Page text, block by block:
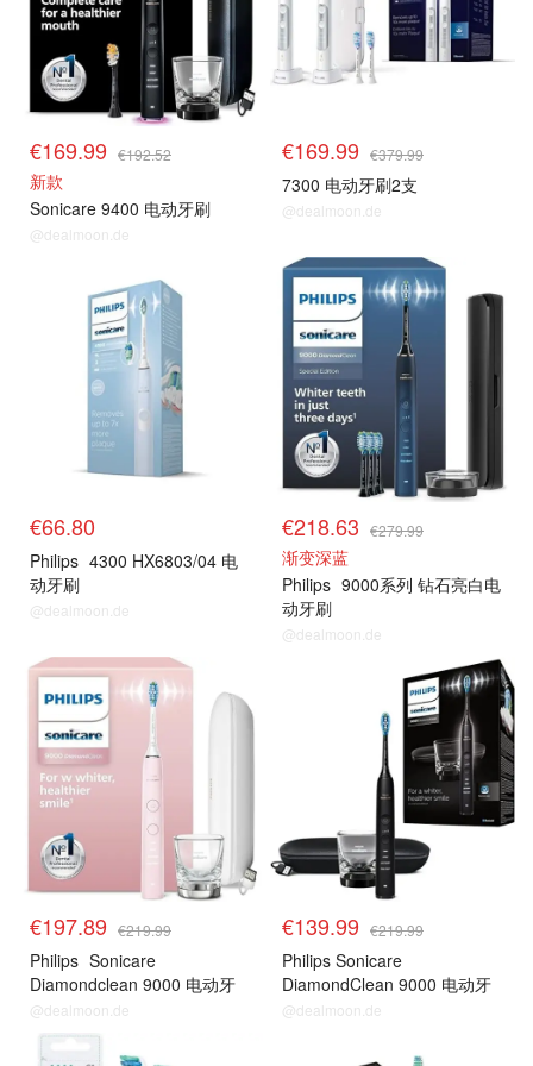
€169.99 €192.52
新款
Sonicare 9400 电动牙刷
@dealmoon.de
€169.99 €379.99
7300 电动牙刷2支
@dealmoon.de
€66.80
Philips 4300 HX6803/04 电
动牙刷
@dealmoon.de
€218.63 €279.99
渐变深蓝
Philips 9000系列 钻石亮白电
动牙刷
@dealmoon.de
€197.89 €219.99
Philips Sonicare
Diamondclean 9000 电动牙
刷
@dealmoon.de
€139.99 €219.99
Philips Sonicare
DiamondClean 9000 电动牙
刷
@dealmoon.de